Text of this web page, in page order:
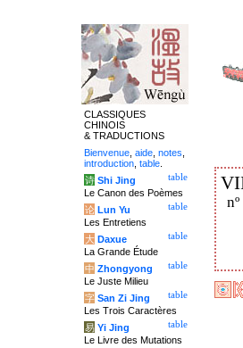
nº
CLASSIQUES
CHINOIS
& TRADUCTIONS
Bienvenue aide notes
introduction table
table
诗 Shi Jing
Le Canon des Poèmes
table
论 Lun Yu
Les Entretiens
table
大 Daxue
La Grande Étude
table
中 Zhongyong
Le Juste Milieu
table
字 San Zi Jing
Les Trois Caractères
table
易 Yi Jing
Le Livre des Mutations